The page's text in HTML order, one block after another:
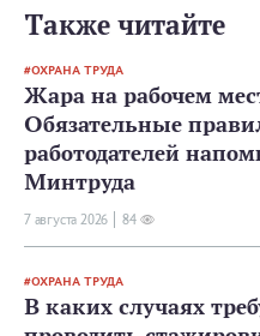
Также читайте
ОХРАНА ТРУДА
Жара на рабочем
Обязательные
работодателей
Минтруда
7 августа 2026 84
ОХРАНА ТРУДА
В каких случаях